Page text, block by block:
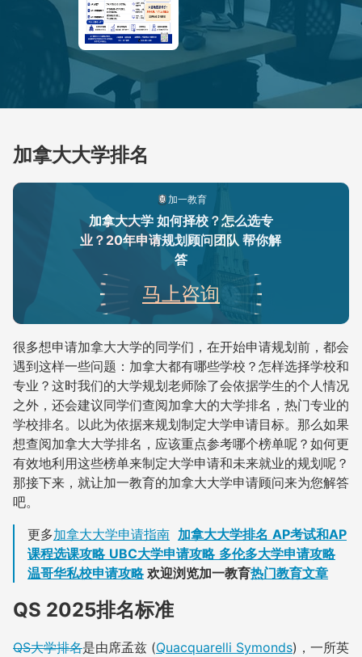
加拿大大学排名
加一教育
加拿大大学 如何择校？怎么选专
业？20年申请规划顾问团队 帮你解
答
马上咨询
很多想申请加拿大大学的同学们，在开始申请规划前，都会
遇到这样一些问题：加拿大都有哪些学校？怎样选择学校和
专业？这时我们的大学规划老师除了会依据学生的个人情况
之外，还会建议同学们查阅加拿大的大学排名，热门专业的
学校排名。以此为依据来规划制定大学申请目标。那么如果
想查阅加拿大大学排名，应该重点参考哪个榜单呢？如何更
有效地利用这些榜单来制定大学申请和未来就业的规划呢？
那接下来，就让加一教育的加拿大大学申请顾问来为您解答
吧。
更多加拿大大学申请指南 加拿大大学排名 AP考试和AP
课程选课攻略 UBC大学申请攻略 多伦多大学申请攻略
温哥华私校申请攻略欢迎浏览加一教育热门教育文章
QS 2025排名标准
QS大学排名是由席孟兹 (Quacquarelli Symonds)，一所英